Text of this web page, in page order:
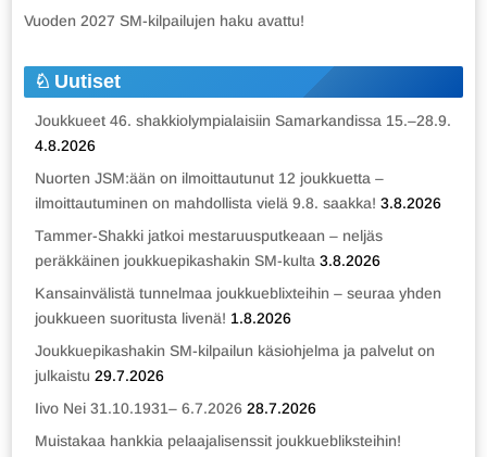
Vuoden 2027 SM-kilpailujen haku avattu!
Uutiset
Joukkueet 46. shakkiolympialaisiin Samarkandissa 15.–28.9.
4.8.2026
Nuorten JSM:ään on ilmoittautunut 12 joukkuetta –
ilmoittautuminen on mahdollista vielä 9.8. saakka! 3.8.2026
Tammer-Shakki jatkoi mestaruusputkeaan – neljäs
peräkkäinen joukkuepikashakin SM-kulta 3.8.2026
Kansainvälistä tunnelmaa joukkueblixteihin – seuraa yhden
joukkueen suoritusta livenä! 1.8.2026
Joukkuepikashakin SM-kilpailun käsiohjelma ja palvelut on
julkaistu 29.7.2026
Iivo Nei 31.10.1931– 6.7.2026 28.7.2026
Muistakaa hankkia pelaajalisenssit joukkuebliksteihin!